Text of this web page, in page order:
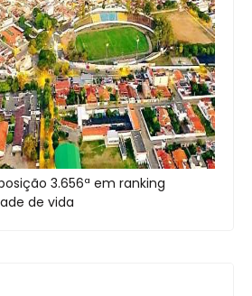
3.656ª em ranking
de vida